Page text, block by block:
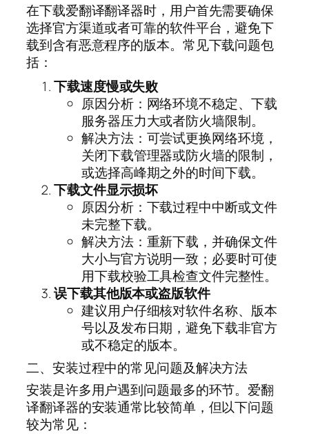
在下载爱翻译翻译器时，用户首先需要确保
选择官方渠道或者可靠的软件平台，避免下
载到含有恶意程序的版本。常见下载问题包
括：
下载速度慢或失败
原因分析：网络环境不稳定、下载
服务器压力大或者防火墙限制。
解决方法：可尝试更换网络环境，
关闭下载管理器或防火墙的限制，
或选择高峰期之外的时间下载。
下载文件显示损坏
原因分析：下载过程中中断或文件
未完整下载。
解决方法：重新下载，并确保文件
大小与官方说明一致；必要时可使
用下载校验工具检查文件完整性。
误下载其他版本或盗版软件
建议用户仔细核对软件名称、版本
号以及发布日期，避免下载非官方
或不稳定的版本。
二、安装过程中的常见问题及解决方法
安装是许多用户遇到问题最多的环节。爱翻
译翻译器的安装通常比较简单，但以下问题
较为常见：